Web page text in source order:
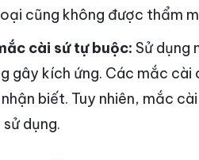
cũng không được thẩm
cài sứ tự buộc: Sử dụng
gây kích ứng. Các mắc
biết. Tuy nhiên, mắc
dụng.